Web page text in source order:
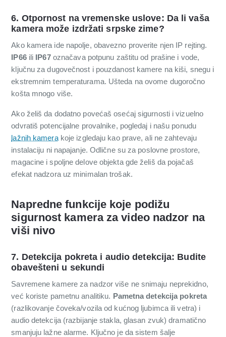
6. Otpornost na vremenske uslove: Da li vaša
kamera može izdržati srpske zime?
Ako kamera ide napolje, obavezno proverite njen IP rejting.
IP66ili IP67označava potpunu zaštitu od prašine i vode,
ključnu za dugovečnost i pouzdanost kamere na kiši, snegu i
ekstremnim temperaturama. Ušteda na ovome dugoročno
košta mnogo više.
Ako želiš da dodatno povećaš osećaj sigurnosti i vizuelno
odvratiš potencijalne provalnike, pogledaj i našu ponudu
lažnih kamerakoje izgledaju kao prave, ali ne zahtevaju
instalaciju ni napajanje. Odlične su za poslovne prostore,
magacine i spoljne delove objekta gde želiš da pojačaš
efekat nadzora uz minimalan trošak.
Napredne funkcije koje podižu
sigurnost kamera za video nadzor na
viši nivo
7. Detekcija pokreta i audio detekcija: Budite
obavešteni u sekundi
Savremene kamere za nadzor više ne snimaju neprekidno,
već koriste pametnu analitiku. Pametna detekcija pokreta
(razlikovanje čoveka/vozila od kućnog ljubimca ili vetra) i
audio detekcija (razbijanje stakla, glasan zvuk) dramatično
smanjuju lažne alarme. Ključno je da sistem šalje